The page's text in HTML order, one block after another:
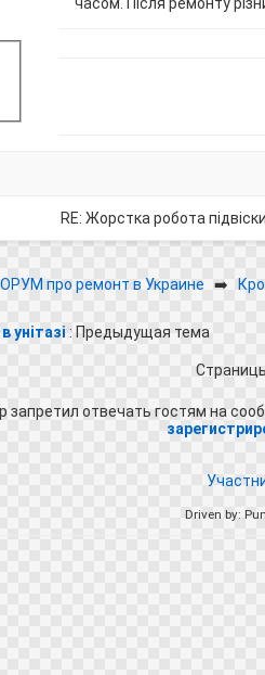
RE: Жорстка робота
про ремонт в Украине ➡️
унітазі : Предыдущая тема
запретил отвечать гостям на
Driven by: